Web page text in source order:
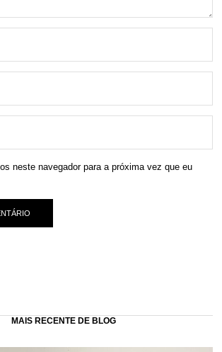
neste navegador para a próxima vez que eu
MAIS RECENTE DE BLOG